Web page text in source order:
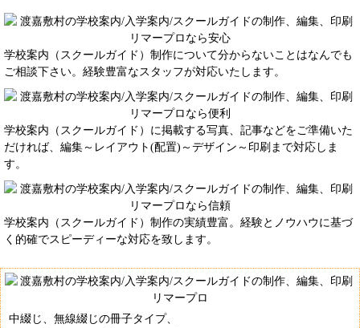
学校案内（スクールガイド）制作について分からないことはなんでも
ご相談下さい。経験豊富なスタッフが対応いたします。
学校案内（スクールガイド）に掲載する写真、記事などをご準備いた
だければ、編集～レイアウト(配置)～デザイン～印刷まで対応しま
す。
学校案内（スクールガイド）制作の実績豊富。経験とノウハウに基づ
く的確でスピーディーな対応を致します。
中綴じ、無線綴じの冊子タイプ、